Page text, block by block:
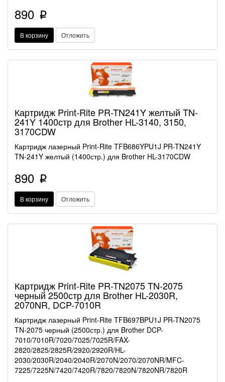
890 p
В корзину Отложить
Картридж Print-Rite PR-TN241Y желтый TN-
241Y 1400стр для Brother HL-3140, 3150,
3170CDW
Картридж лазерный Print-Rite TFB686YPU1J PR-TN241Y
TN-241Y желтый (1400стр.) для Brother HL-3170CDW
890 p
В корзину Отложить
Картридж Print-Rite PR-TN2075 TN-2075
черный 2500стр для Brother HL-2030R,
2070NR, DCP-7010R
Картридж лазерный Print-Rite TFB697BPU1J PR-TN2075
TN-2075 черный (2500стр.) для Brother DCP-
7010/7010R/7020/7025/7025R/FAX-
2820/2825/2825R/2920/2920R/HL-
2030/2030R/2040/2040R/2070N/2070/2070NR/MFC-
7225/7225N/7420/7420R/7820/7820N/7820NR/7820R